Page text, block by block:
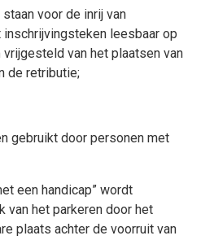
voor de inrij van
leesbaar op
van het plaatsen van
de retributie;
gebruikt door personen met
een handicap” wordt
van het parkeren door het
plaats achter de voorruit van